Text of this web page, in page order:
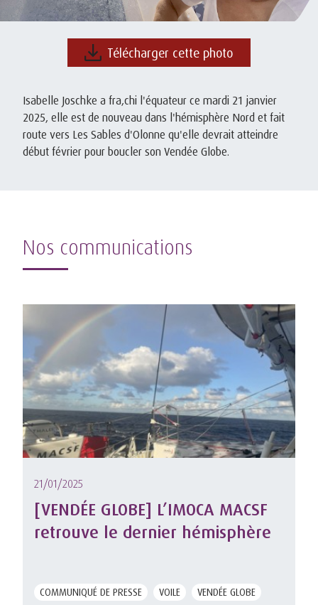
Télécharger cette photo
Isabelle Joschke a fra,chi l'équateur ce mardi 21 janvier
2025, elle est de nouveau dans l'hémisphère Nord et fait
route vers Les Sables d'Olonne qu'elle devrait atteindre
début février pour boucler son Vendée Globe.
Nos communications
21/01/2025
[VENDÉE GLOBE] L’IMOCA MACSF
retrouve le dernier hémisphère
COMMUNIQUÉ DE PRESSE VOILE VENDÉE GLOBE